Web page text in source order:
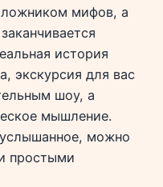
мифов, а
история
экскурсия для вас
шоу, а
мышление.
можно
простыми